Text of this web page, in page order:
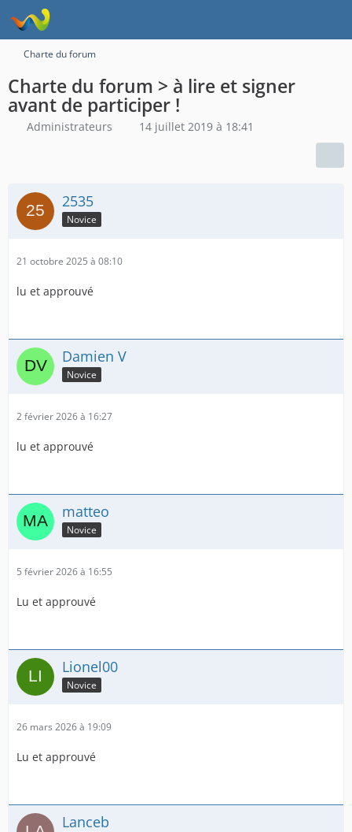
Charte du forum
Charte du forum > à lire et signer
avant de participer !
Administrateurs 14 juillet 2019 à 18:41
2535
Novice
21 octobre 2025 à 08:10
lu et approuvé
Damien V
Novice
2 février 2026 à 16:27
lu et approuvé
matteo
Novice
5 février 2026 à 16:55
Lu et approuvé
Lionel00
Novice
26 mars 2026 à 19:09
Lu et approuvé
Lanceb